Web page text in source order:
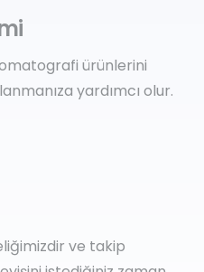
ürünlerini
yardımcı olur.
ve takip